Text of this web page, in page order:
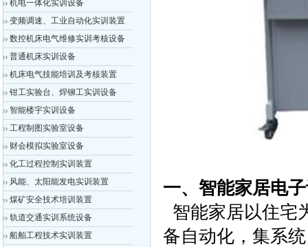
机电一体化实训设备
变频调速、工业自动化实训装置
数控机床电气维修实训考核设备
普通机床实训设备
机床电气技能培训及考核装置
钳工实验台、焊铆工实训设备
智能楼宇实训设备
工程制图实验室设备
财会模拟实验室设备
化工过程控制实训装置
风能、太阳能发电实训装置
煤矿安全技术培训装置
轨道交通实训系统设备
船舶工程技术实训装置
一、智能家居电
智能家居以住宅
备自动化，集系